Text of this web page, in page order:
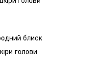
блиск
голови